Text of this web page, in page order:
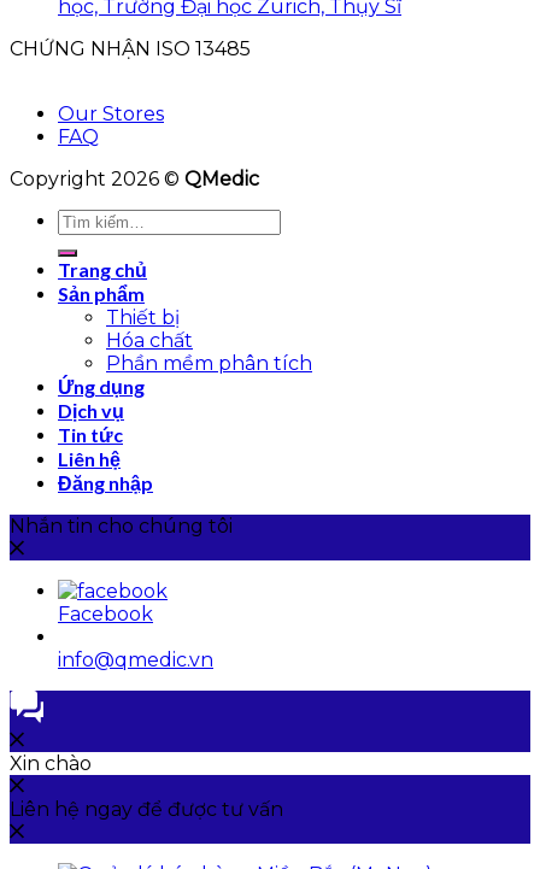
học, Trường Đại học Zurich, Thụy Sĩ
CHỨNG NHẬN ISO 13485
Our Stores
FAQ
Copyright 2026 © QMedic
Tìm
kiếm:
Trang chủ
Sản phẩm
Thiết bị
Hóa chất
Phần mềm phân tích
Ứng dụng
Dịch vụ
Tin tức
Liên hệ
Đăng nhập
Nhắn tin cho chúng tôi
Facebook
info@qmedic.vn
Xin chào
Liên hệ ngay để được tư vấn